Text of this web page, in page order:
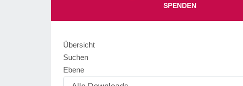
SPENDEN
Übersicht
Suchen
Ebene